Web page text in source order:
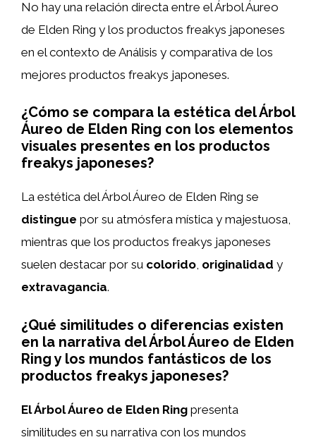
No hay una relación directa entre el Árbol Áureo
de Elden Ring y los productos freakys japoneses
en el contexto de Análisis y comparativa de los
mejores productos freakys japoneses.
¿Cómo se compara la estética del Árbol
Áureo de Elden Ring con los elementos
visuales presentes en los productos
freakys japoneses?
La estética del Árbol Áureo de Elden Ring se
distingue por su atmósfera mística y majestuosa,
mientras que los productos freakys japoneses
suelen destacar por su colorido, originalidad y
extravagancia.
¿Qué similitudes o diferencias existen
en la narrativa del Árbol Áureo de Elden
Ring y los mundos fantásticos de los
productos freakys japoneses?
El Árbol Áureo de Elden Ring presenta
similitudes en su narrativa con los mundos